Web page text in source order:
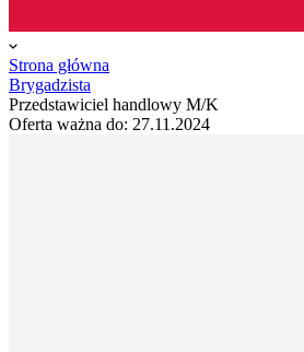
Strona główna
Brygadzista
Przedstawiciel handlowy M/K
Oferta ważna do: 27.11.2024